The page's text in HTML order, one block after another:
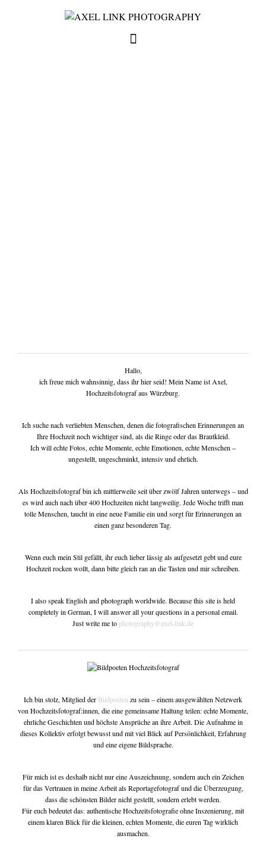
Hallo,
ich freue mich wahnsinnig, dass ihr hier seid! Mein Name ist Axel,
Hochzeitsfotograf aus Würzburg.
Ich suche nach verliebten Menschen, denen die fotografischen Erinnerungen an
Ihre Hochzeit noch wichtiger sind, als die Ringe oder das Brautkleid.
Ich will echte Fotos, echte Momente, echte Emotionen, echte Menschen –
ungestellt, ungeschminkt, intensiv und ehrlich.
Als Hochzeitsfotograf bin ich mittlerweile seit über zwölf Jahren unterwegs – und
es wird auch nach über 400 Hochzeiten nicht langweilig. Jede Woche trifft man
tolle Menschen, taucht in eine neue Familie ein und sorgt für Erinnerungen an
einen ganz besonderen Tag.
Wenn euch mein Stil gefällt, ihr euch lieber lässig als aufgesetzt gebt und eure
Hochzeit rocken wollt, dann bitte gleich ran an die Tasten und mir schreiben.
I also speak English and photograph worldwide. Because this site is held
completely in German, I will answer all your questions in a personal email.
Just write me to photography@axel-link.de
Ich bin stolz, Mitglied der Bildpoeten zu sein – einem ausgewählten Netzwerk
von Hochzeitsfotograf:innen, die eine gemeinsame Haltung teilen: echte Momente,
ehrliche Geschichten und höchste Ansprüche an ihre Arbeit. Die Aufnahme in
dieses Kollektiv erfolgt bewusst und mit viel Blick auf Persönlichkeit, Erfahrung
und eine eigene Bildsprache.
Für mich ist es deshalb nicht nur eine Auszeichnung, sondern auch ein Zeichen
für das Vertrauen in meine Arbeit als Reportagefotograf und die Überzeugung,
dass die schönsten Bilder nicht gestellt, sondern erlebt werden.
Für euch bedeutet das: authentische Hochzeitsfotografie ohne Inszenierung, mit
einem klaren Blick für die kleinen, echten Momente, die euren Tag wirklich
ausmachen.